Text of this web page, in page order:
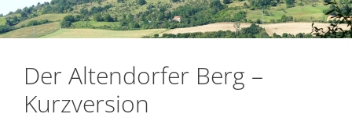
Der Altendorfer Berg –
Kurzversion